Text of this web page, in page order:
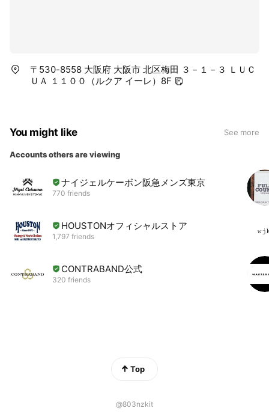
〒530-8558 大阪府 大阪市 北区梅田 ３－１－３ ＬＵＣ
ＵＡ １１００（ルクア イーレ）8F
You might like See more
Accounts others are viewing
ナイジェルケーボン阪急メンズ東京
770 friends
HOUSTONオフィシャルストア
1,797 friends
CONTRABAND公式
320 friends
Top
@803nzkit